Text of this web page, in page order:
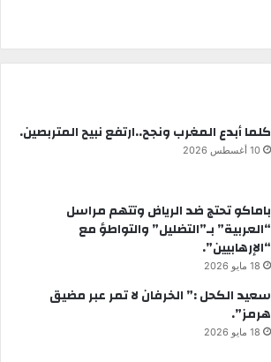
كلما أبدع المغرب ونجح..ارتفع نبيح المتربصين.
10 أغسطس 2026
باماكو تحتج ضد الرياض وتتهم مراسل
“العربية” بـ”التضليل” والتواطؤ مع
“الإرهابيين”.
18 مايو 2026
سعيد الكحل :” الخرفان لا تمر عبر مضيق
هرمز”.
18 مايو 2026